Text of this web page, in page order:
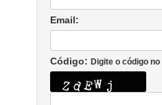
Email:
Código: Digite o código